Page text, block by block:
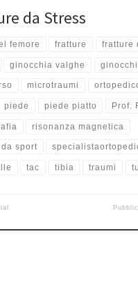
da Stress
femore fratture fratture
ginocchia valghe
microtraumi
piede piede piatto Prof.
risonanza magnetica
sport
tac tibia traumi